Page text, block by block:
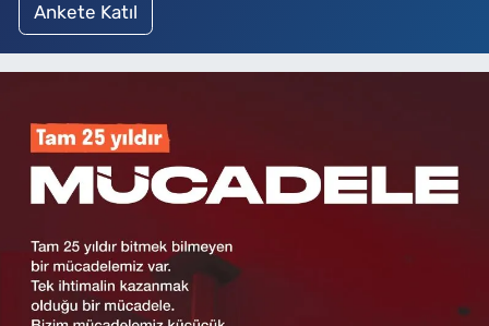
Ankete Katıl